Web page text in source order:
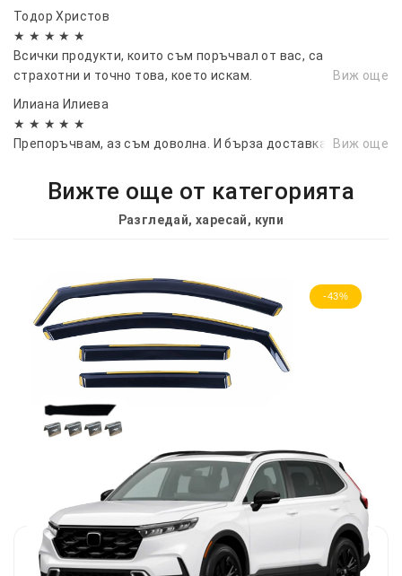
Тодор Христов
★ ★ ★ ★ ★
Всички продукти, които съм поръчвал от вас, са
страхотни и точно това, което искам.
Виж още
Илиана Илиева
★ ★ ★ ★ ★
Препоръчвам, аз съм доволна. И бърза доставка
Виж още
Вижте още от категорията
Разгледай, харесай, купи
-43%